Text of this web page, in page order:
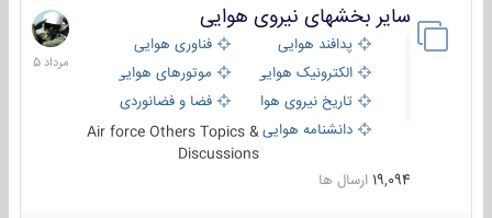
سایر بخشهای نیروی هوایی
پدافند هوایی
فناوری هوایی
الکترونیک هوایی
موتورهای هوایی
تاریخ نیروی هوایی
فضا و فضانوردی
دانشنامه هواییAir force Others Topics &
Discussions
19,094 ارسال ها
2
مرداد
1405